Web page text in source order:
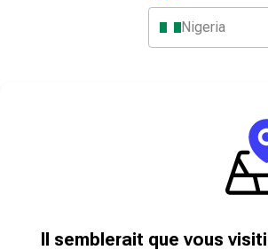
Nigeria
Appuyez sur un
Il semblerait que vous